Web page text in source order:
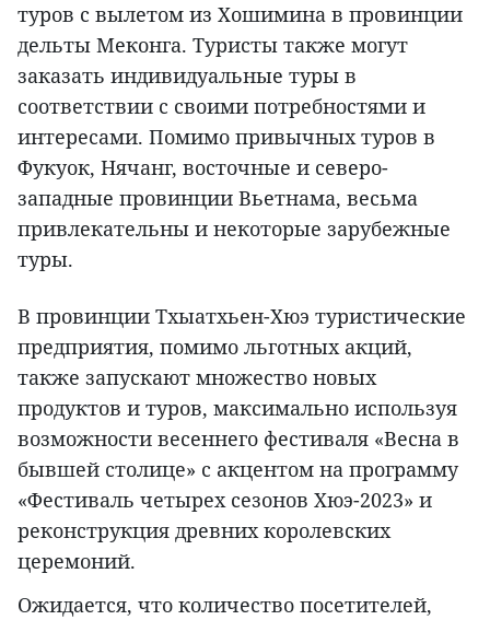
туров с вылетом из Хошимина в провинции
дельты Меконга. Туристы также могут
заказать индивидуальные туры в
соответствии с своими потребностями и
интересами. Помимо привычных туров в
Фукуок, Нячанг, восточные и северо-
западные провинции Вьетнама, весьма
привлекательны и некоторые зарубежные
туры.
В провинции Тхыатхьен-Хюэ туристические
предприятия, помимо льготных акций,
также запускают множество новых
продуктов и туров, максимально используя
возможности весеннего фестиваля «Весна в
бывшей столице» с акцентом на программу
«Фестиваль четырех сезонов Хюэ-2023» и
реконструкция древних королевских
церемоний.
Ожидается, что количество посетителей,